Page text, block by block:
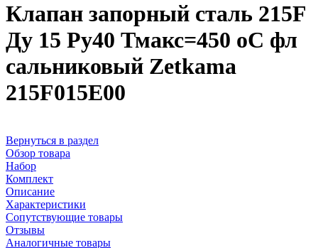
Клапан запорный сталь 215F
Ду 15 Ру40 Тмакс=450 оС фл
сальниковый Zetkama
215F015E00
Вернуться в раздел
Обзор товара
Набор
Комплект
Описание
Характеристики
Сопутствующие товары
Отзывы
Аналогичные товары